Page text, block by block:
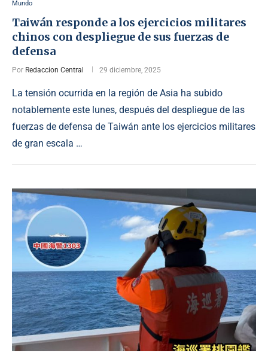
Mundo
Taiwán responde a los ejercicios militares
chinos con despliegue de sus fuerzas de
defensa
Por Redaccion Central 29 diciembre, 2025
La tensión ocurrida en la región de Asia ha subido
notablemente este lunes, después del despliegue de las
fuerzas de defensa de Taiwán ante los ejercicios militares
de gran escala …